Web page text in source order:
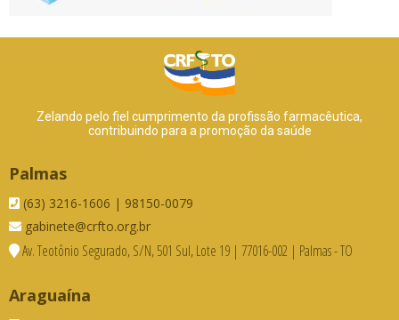
Zelando pelo fiel cumprimento da profissão farmacêutica,
contribuindo para a promoção da saúde
Palmas
(63) 3216-1606 | 98150-0079
gabinete@crfto.org.br
Av. Teotônio Segurado, S/N, 501 Sul, Lote 19 | 77016-002 | Palmas - TO
Araguaína